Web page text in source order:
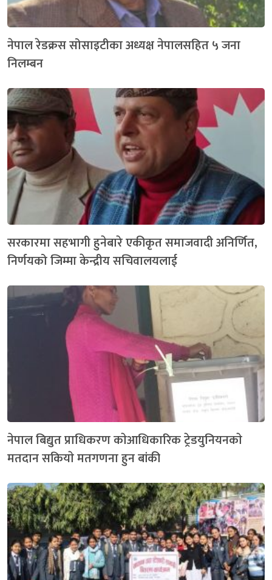
नेपाल रेडक्रस सोसाइटीका अध्यक्ष नेपालसहित ५ जना
निलम्बन
सरकारमा सहभागी हुनेबारे एकीकृत समाजवादी अनिर्णित,
निर्णयको जिम्मा केन्द्रीय सचिवालयलाई
नेपाल बिद्युत प्राधिकरण काेआधिकारिक ट्रेडयुनियनकाे
मतदान सकियाे मतगणना हुन बांकी